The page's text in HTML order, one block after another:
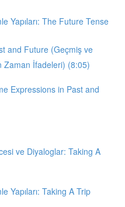
Yapıları: The Future Tense
and Future (Geçmiş ve
Zaman İfadeleri) (8:05)
Expressions in Past and
ve Diyaloglar: Taking A
Yapıları: Taking A Trip